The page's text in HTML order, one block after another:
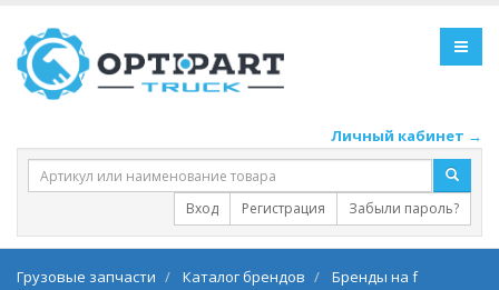
Личный кабинет →
Вход Регистрация Забыли пароль?
Грузовые запчасти Каталог брендов
Бренды на f